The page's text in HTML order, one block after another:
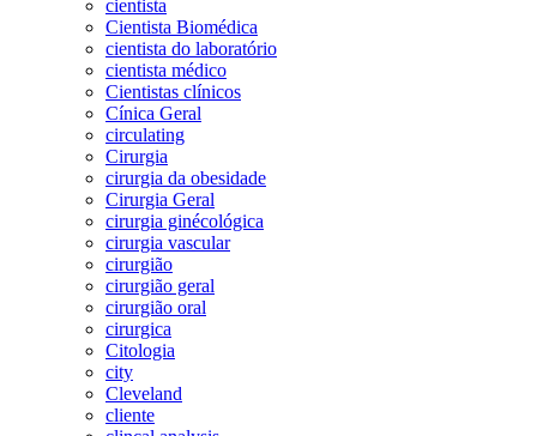
cientista
Cientista Biomédica
cientista do laboratório
cientista médico
Cientistas clínicos
Cínica Geral
circulating
Cirurgia
cirurgia da obesidade
Cirurgia Geral
cirurgia ginécológica
cirurgia vascular
cirurgião
cirurgião geral
cirurgião oral
cirurgica
Citologia
city
Cleveland
cliente